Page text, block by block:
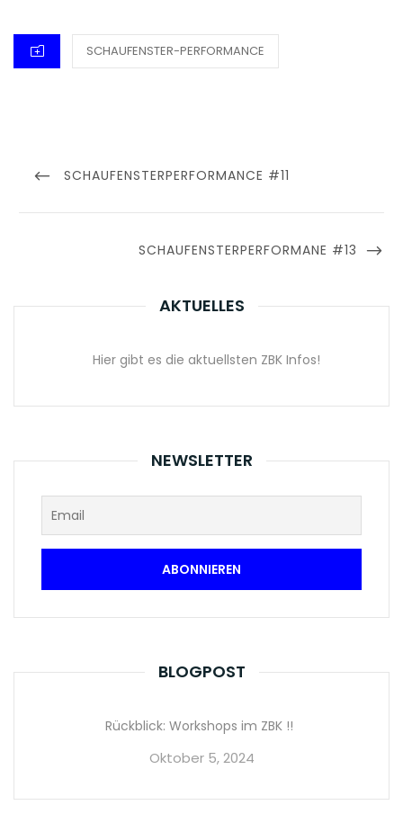
CATEGORIES
SCHAUFENSTER-PERFORMANCE
PREVIOUS
SCHAUFENSTERPERFORMANCE #11
NEXT
SCHAUFENSTERPERFORMANE #13
AKTUELLES
Hier gibt es die aktuellsten ZBK Infos!
NEWSLETTER
BLOGPOST
Rückblick: Workshops im ZBK !!
Oktober 5, 2024